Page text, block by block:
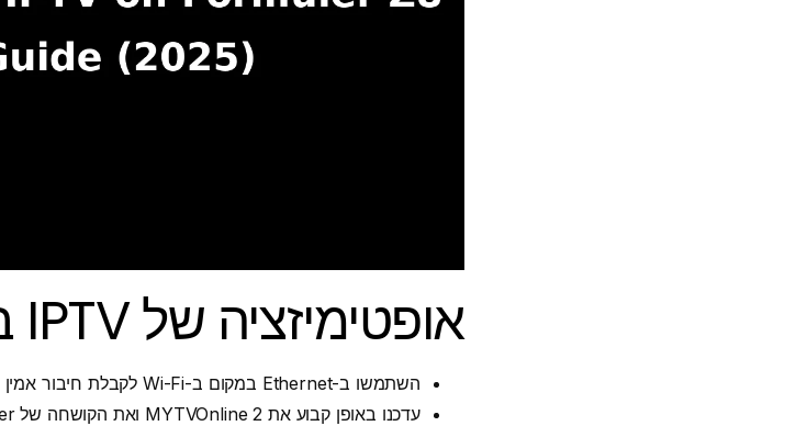
אופטימיזציה של IPTV ב-Formuler Z8
השתמשו ב-Ethernet במקום ב-Wi-Fi לקבלת חיבור אמין יותר, במיוחד בשעות העומס של הסטרימינג.